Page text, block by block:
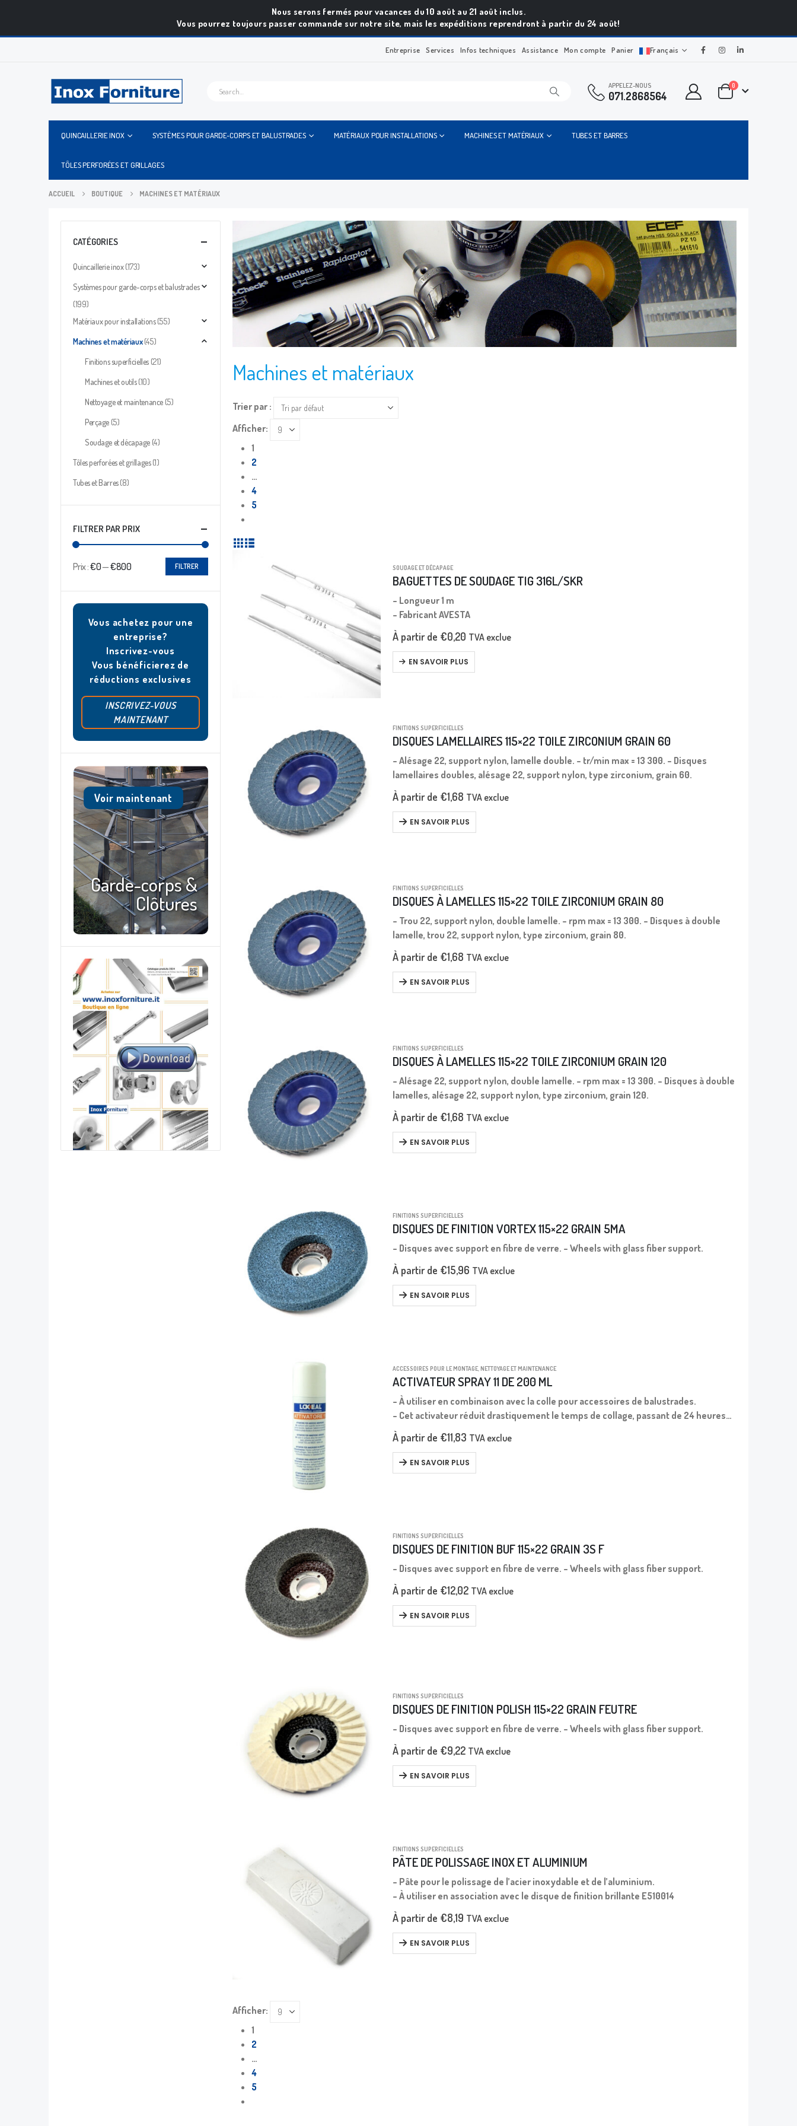
Nous serons fermés pour vacances du 10 août au 21 août inclus.
Vous pourrez toujours passer commande sur notre site, mais les expéditions reprendront à partir du 24 août!
Entreprise Services Infos techniques Assistance Mon compte Panier Français
APPELEZ-NOUS
071.2868564
0
QUINCAILLERIE INOX SYSTÈMES POUR GARDE-CORPS ET BALUSTRADES MATÉRIAUX POUR INSTALLATIONS MACHINES ET MATÉRIAUX TUBES ET BARRES
TÔLES PERFORÉES ET GRILLAGES
ACCUEIL BOUTIQUE MACHINES ET MATÉRIAUX
Machines et matériaux
Trier par :
Afficher:
1
2
…
4
5
SOUDAGE ET DÉCAPAGE
BAGUETTES DE SOUDAGE TIG 316L/SKR
– Longueur 1 m
– Fabricant AVESTA
À partir de €0,20 TVA exclue
EN SAVOIR PLUS
FINITIONS SUPERFICIELLES
DISQUES LAMELLAIRES 115×22 TOILE ZIRCONIUM GRAIN 60
– Alésage 22, support nylon, lamelle double. – tr/min max = 13 300. – Disques
lamellaires doubles, alésage 22, support nylon, type zirconium, grain 60.
À partir de €1,68 TVA exclue
EN SAVOIR PLUS
FINITIONS SUPERFICIELLES
DISQUES À LAMELLES 115×22 TOILE ZIRCONIUM GRAIN 80
– Trou 22, support nylon, double lamelle. – rpm max = 13 300. – Disques à double
lamelle, trou 22, support nylon, type zirconium, grain 80.
À partir de €1,68 TVA exclue
EN SAVOIR PLUS
FINITIONS SUPERFICIELLES
DISQUES À LAMELLES 115×22 TOILE ZIRCONIUM GRAIN 120
– Alésage 22, support nylon, double lamelle. – rpm max = 13 300. – Disques à double
lamelles, alésage 22, support nylon, type zirconium, grain 120.
À partir de €1,68 TVA exclue
EN SAVOIR PLUS
FINITIONS SUPERFICIELLES
DISQUES DE FINITION VORTEX 115×22 GRAIN 5MA
– Disques avec support en fibre de verre. – Wheels with glass fiber support.
À partir de €15,96 TVA exclue
EN SAVOIR PLUS
ACCESSOIRES POUR LE MONTAGE NETTOYAGE ET MAINTENANCE
ACTIVATEUR SPRAY 11 DE 200 ML
– À utiliser en combinaison avec la colle pour accessoires de balustrades.
– Cet activateur réduit drastiquement le temps de collage, passant de 24 heures
sans son utilisation à environ une…
À partir de €11,83 TVA exclue
EN SAVOIR PLUS
FINITIONS SUPERFICIELLES
DISQUES DE FINITION BUF 115×22 GRAIN 3S F
– Disques avec support en fibre de verre. – Wheels with glass fiber support.
À partir de €12,02 TVA exclue
EN SAVOIR PLUS
FINITIONS SUPERFICIELLES
DISQUES DE FINITION POLISH 115×22 GRAIN FEUTRE
– Disques avec support en fibre de verre. – Wheels with glass fiber support.
À partir de €9,22 TVA exclue
EN SAVOIR PLUS
FINITIONS SUPERFICIELLES
PÂTE DE POLISSAGE INOX ET ALUMINIUM
– Pâte pour le polissage de l’acier inoxydable et de l’aluminium.
– À utiliser en association avec le disque de finition brillante E510014
À partir de €8,19 TVA exclue
EN SAVOIR PLUS
Afficher:
1
2
…
4
5
CATÉGORIES
Quincaillerie inox (173)
Systèmes pour garde-corps et balustrades
(199)
Matériaux pour installations (55)
Machines et matériaux (45)
Finitions superficielles (21)
Machines et outils (10)
Nettoyage et maintenance (5)
Perçage (5)
Soudage et décapage (4)
Tôles perforées et grillages (1)
Tubes et Barres(8)
FILTRER PAR PRIX
FILTRER
Prix :€0—€800
Vous achetez pour une
entreprise?
Inscrivez-vous
Vous bénéficierez de
réductions exclusives
INSCRIVEZ-VOUS
MAINTENANT
Voir maintenant
Garde-corps &
Clôtures